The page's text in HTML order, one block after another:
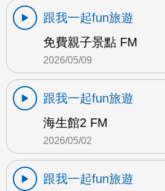
跟我一起fun旅遊
免費親子景點 FM
2026/05/09
跟我一起fun旅遊
海生館2 FM
2026/05/02
跟我一起fun旅遊